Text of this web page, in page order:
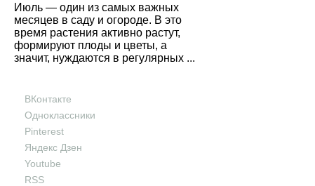
Июль — один из самых важных
месяцев в саду и огороде. В это
время растения активно растут,
формируют плоды и цветы, а
значит, нуждаются в регулярных ...
ВКонтакте
Одноклассники
Pinterest
Яндекс Дзен
Youtube
RSS